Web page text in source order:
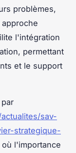
problèmes,
l'intégration
permettant
et le support
sav-
strategique-
où l'importance